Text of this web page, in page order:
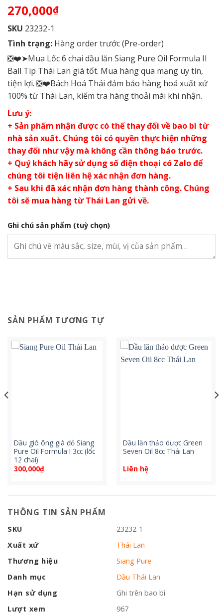
270,000₫
SKU 23232-1
Tình trạng: Hàng order trước (Pre-order)
❎❤️➤Mua Lốc 6 chai dầu lăn Siang Pure Oil Formula II
Ball Tip Thái Lan giá tốt. Mua hàng qua mạng uy tín,
tiện lợi. ❎❤️Bách Hoá Thái đảm bảo hàng hoá xuất xứ
100% từ Thái Lan, kiểm tra hàng thoải mái khi nhận.
Lưu ý:
+ Sản phẩm nhận được có thể thay đổi về bao bì từ
nhà sản xuất. Chúng tôi có quyền thực hiện những
thay đổi như vậy mà không cần thông báo trước.
+ Quý khách hãy sử dụng số điện thoại có Zalo để
chúng tôi tiện liên hệ xác nhận đơn hàng.
+ Sau khi đã xác nhận đơn hàng thành công. Chúng
tôi sẽ mua hàng từ Thái Lan gửi về.
Ghi chú sản phẩm (tuỳ chọn)
SẢN PHẨM TƯƠNG TỰ
Dầu gió ông già đỏ Siang
Pure Oil Formula I 3cc (lốc
12 chai)
300,000₫
Dầu lăn thảo dược Green
Seven Oil 8cc Thái Lan
Liên hệ
THÔNG TIN SẢN PHẨM
SKU
23232-1
Xuất xứ
Thái Lan
Thương hiệu
Siang Pure
Danh mục
Dầu Thái Lan
Hạn sử dụng
Ghi trên bao bì
Lượt xem
967